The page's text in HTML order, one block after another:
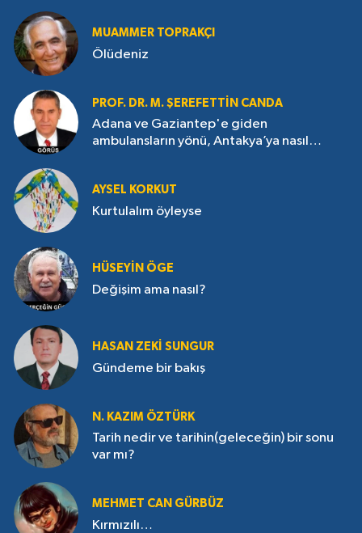
MUAMMER TOPRAKÇI
Ölüdeniz
PROF. DR. M. ŞEREFETTIN CANDA
Adana ve Gaziantep'e giden
ambulansların yönü, Antakya’ya nasıl
AYSEL KORKUT
Kurtulalım öyleyse
HÜSEYIN ÖGE
Değişim ama nasıl?
HASAN ZEKI SUNGUR
Gündeme bir bakış
N. KAZIM ÖZTÜRK
Tarih nedir ve tarihin(geleceğin) bir sonu
var mı?
MEHMET CAN GÜRBÜZ
Kırmızılı…